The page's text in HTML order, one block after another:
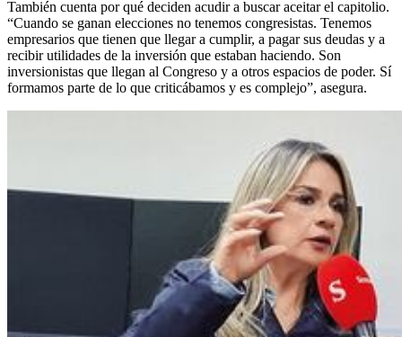
También cuenta por qué deciden acudir a buscar aceitar el capitolio.
“Cuando se ganan elecciones no tenemos congresistas. Tenemos
empresarios que tienen que llegar a cumplir, a pagar sus deudas y a
recibir utilidades de la inversión que estaban haciendo. Son
inversionistas que llegan al Congreso y a otros espacios de poder. Sí
formamos parte de lo que criticábamos y es complejo”, asegura.